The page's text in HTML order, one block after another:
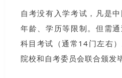
自考没有入学考试，凡是
年龄、学历等限制。但需
科目考试（通常14门左右
院校和自考委员会联合颁发